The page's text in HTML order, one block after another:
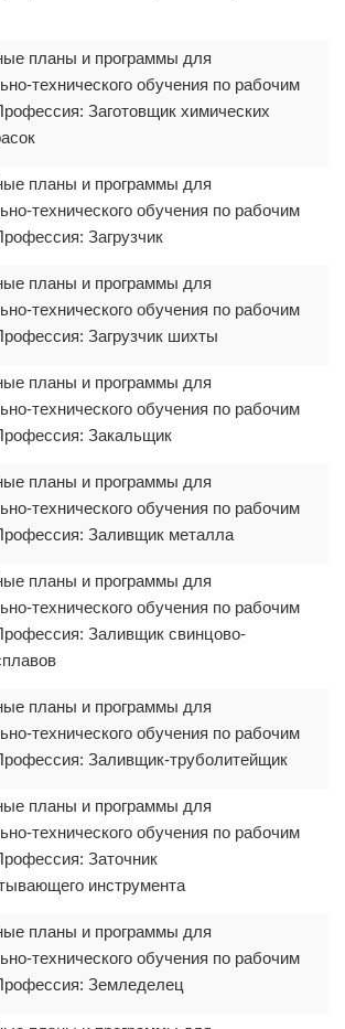
планы и программы для
технического обучения по рабочим
Заготовщик химических
планы и программы для
технического обучения по рабочим
Загрузчик
планы и программы для
технического обучения по рабочим
Загрузчик шихты
планы и программы для
технического обучения по рабочим
Закальщик
планы и программы для
технического обучения по рабочим
Заливщик металла
планы и программы для
технического обучения по рабочим
Заливщик свинцово-
планы и программы для
технического обучения по рабочим
Заливщик-труболитейщик
планы и программы для
технического обучения по рабочим
Заточник
инструмента
планы и программы для
технического обучения по рабочим
Земледелец